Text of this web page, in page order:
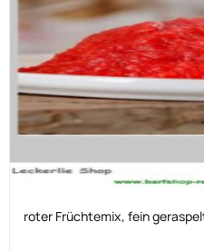
roter Früchtemix, fein